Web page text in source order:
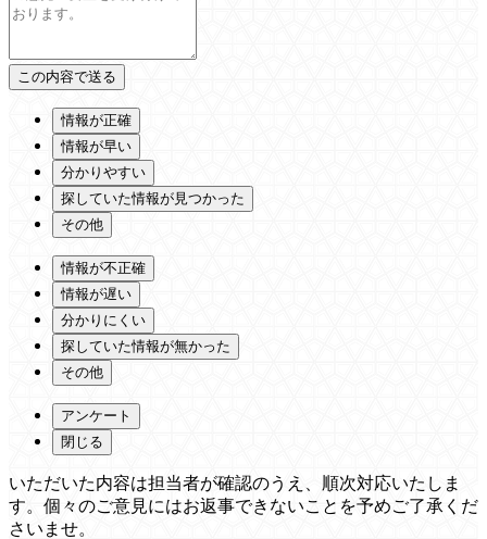
情報が正確
情報が早い
分かりやすい
探していた情報が見つかった
その他
情報が不正確
情報が遅い
分かりにくい
探していた情報が無かった
その他
アンケート
閉じる
いただいた内容は担当者が確認のうえ、順次対応いたしま
す。個々のご意見にはお返事できないことを予めご了承くだ
さいませ。